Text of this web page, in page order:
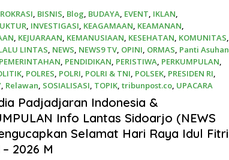
, BISNIS, Blog, BUDAYA, EVENT, IKLAN,
, INVESTIGASI, KEAGAMAAN, KEAMANAN,
, KEJUARAAN, KEMANUSIAAN, KESEHATAN, KOMUNITAS,
LINTAS, NEWS, NEWS9 TV, OPINI, ORMAS, Panti Asuhan
PEMERINTAHAN, PENDIDIKAN, PERISTIWA, PERKUMPULAN,
, POLRES, POLRI, POLRI & TNI, POLSEK, PRESIDEN RI,
, Relawan, SOSIALISASI, TOPIK, tribunpost.co, UPACARA
Padjadjaran Indonesia &
Info Lantas Sidoarjo (NEWS
Selamat Hari Raya Idul Fitri
2026 M